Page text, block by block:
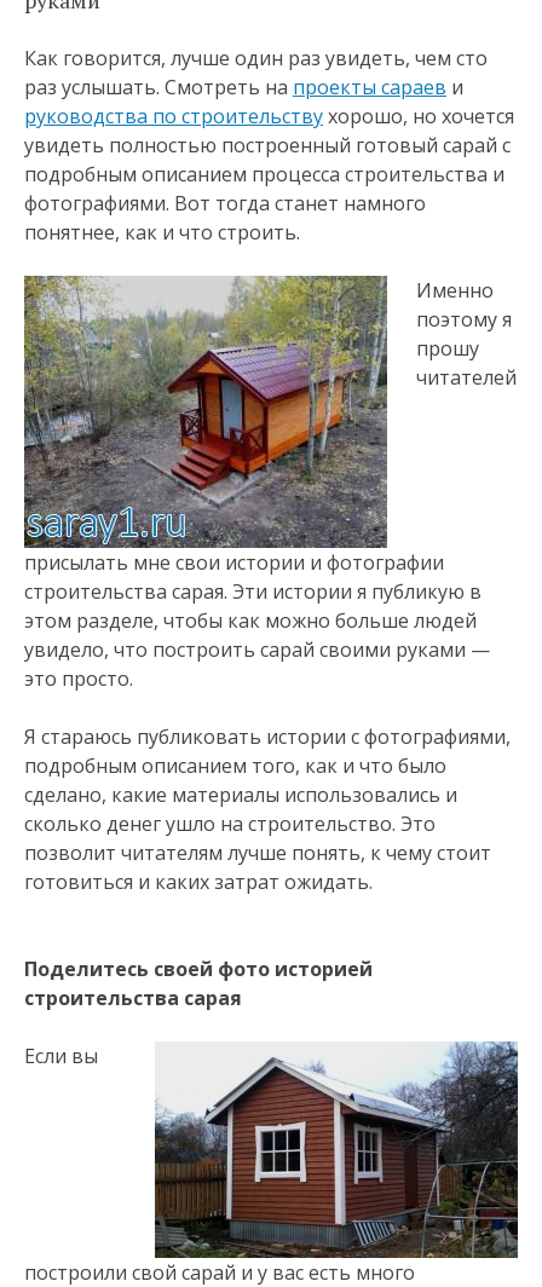
Как говорится, лучше один раз увидеть, чем сто
раз услышать. Смотреть на проекты сараев и
руководства по строительствухорошо, но хочется
увидеть полностью построенный готовый сарай с
подробным описанием процесса строительства и
фотографиями. Вот тогда станет намного
понятнее, как и что строить.
Именно
поэтому я
прошу
читателей
присылать мне свои истории и фотографии
строительства сарая. Эти истории я публикую в
этом разделе, чтобы как можно больше людей
увидело, что построить сарай своими руками —
это просто.
Я стараюсь публиковать истории с фотографиями,
подробным описанием того, как и что было
сделано, какие материалы использовались и
сколько денег ушло на строительство. Это
позволит читателям лучше понять, к чему стоит
готовиться и каких затрат ожидать.
Поделитесь своей фото историей
строительства сарая
Если вы
построили свой сарай и у вас есть много